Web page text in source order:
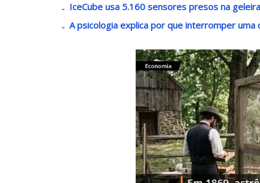
IceCube usa 5.160 sensores presos na
A psicologia explica por que interromper